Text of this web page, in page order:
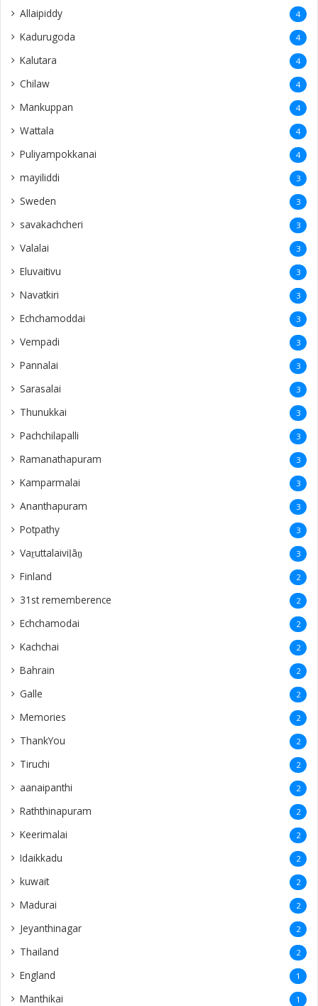
Allaipiddy 4
Kadurugoda 4
Kalutara 4
Chilaw 4
Mankuppan 4
Wattala 4
Puliyampokkanai 4
mayiliddi 3
Sweden 3
savakachcheri 3
Valalai 3
Eluvaitivu 3
Navatkiri 3
Echchamoddai 3
Vempadi 3
Pannalai 3
Sarasalai 3
Thunukkai 3
Pachchilapalli 3
Ramanathapuram 3
Kamparmalai 3
Ananthapuram 3
‎Potpathy 3
Vaṟuttalaiviḷāṉ 3
Finland 2
31st rememberence 2
Echchamodai 2
Kachchai 2
Bahrain 2
Galle 2
Memories 2
ThankYou 2
Tiruchi 2
aanaipanthi 2
Raththinapuram 2
Keerimalai 2
Idaikkadu 2
kuwait 2
Madurai 2
Jeyanthinagar 2
Thailand 2
England 1
Manthikai 1